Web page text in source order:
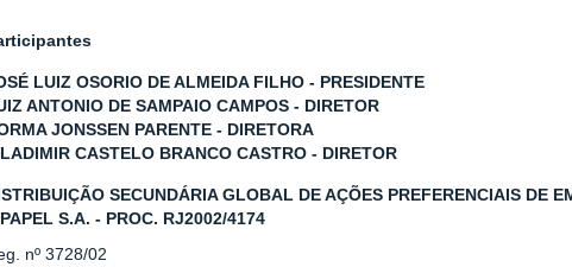
LUIZ OSORIO DE ALMEIDA FILHO - PRESIDENTE
ANTONIO DE SAMPAIO CAMPOS - DIRETOR
JONSSEN PARENTE - DIRETORA
CASTELO BRANCO CASTRO - DIRETOR
SECUNDÁRIA GLOBAL DE AÇÕES PREFERENCIAIS DE
S.A. - PROC. RJ2002/4174
nº 3728/02